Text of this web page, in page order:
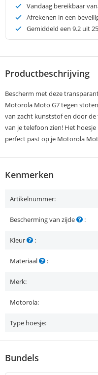
Vandaag bereikbaar
Afrekenen in een
Gemiddeld een 9.2 uit
Productbeschrijving
Bescherm met deze
Motorola Moto G7 tegen
van zacht kunststof en door
van je telefoon zien! Het
perfect past op je Motorola
Kenmerken
Artikelnummer:
Bescherming van zijde :
Kleur :
Materiaal :
Merk:
Motorola:
Type hoesje:
Bundels